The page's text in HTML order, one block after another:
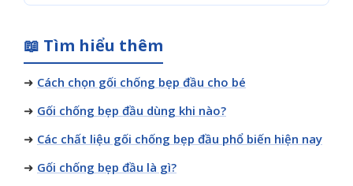
📖 Tìm hiểu thêm
➜ Cách chọn gối chống bẹp đầu cho bé
➜ Gối chống bẹp đầu dùng khi nào?
➜ Các chất liệu gối chống bẹp đầu phổ biến hiện nay
➜ Gối chống bẹp đầu là gì?